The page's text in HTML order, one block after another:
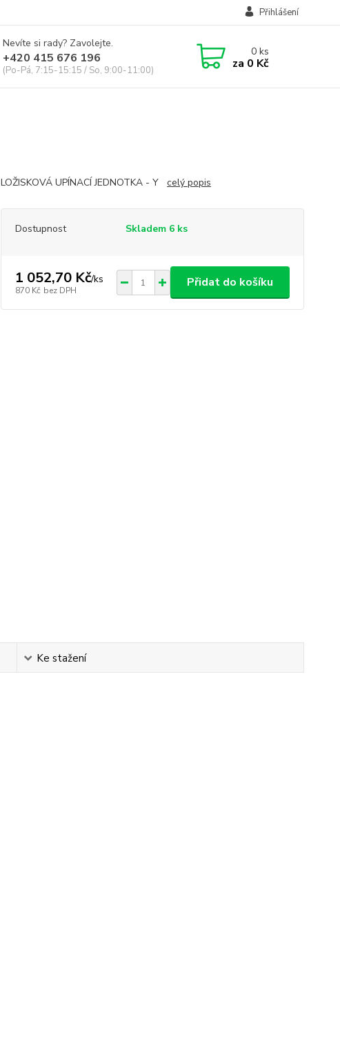
Přihlášení
Nevíte si rady? Zavolejte.
+420 415 676 196
(Po-Pá, 7:15-15:15 / So, 9:00-11:00)
0ks
za 0 Kč
LOŽISKOVÁ UPÍNACÍ JEDNOTKA - Y celý popis
Dostupnost Skladem 6 ks
1 052,70 Kč/ks
870 Kč bez DPH
Přidat do košíku
Ke stažení